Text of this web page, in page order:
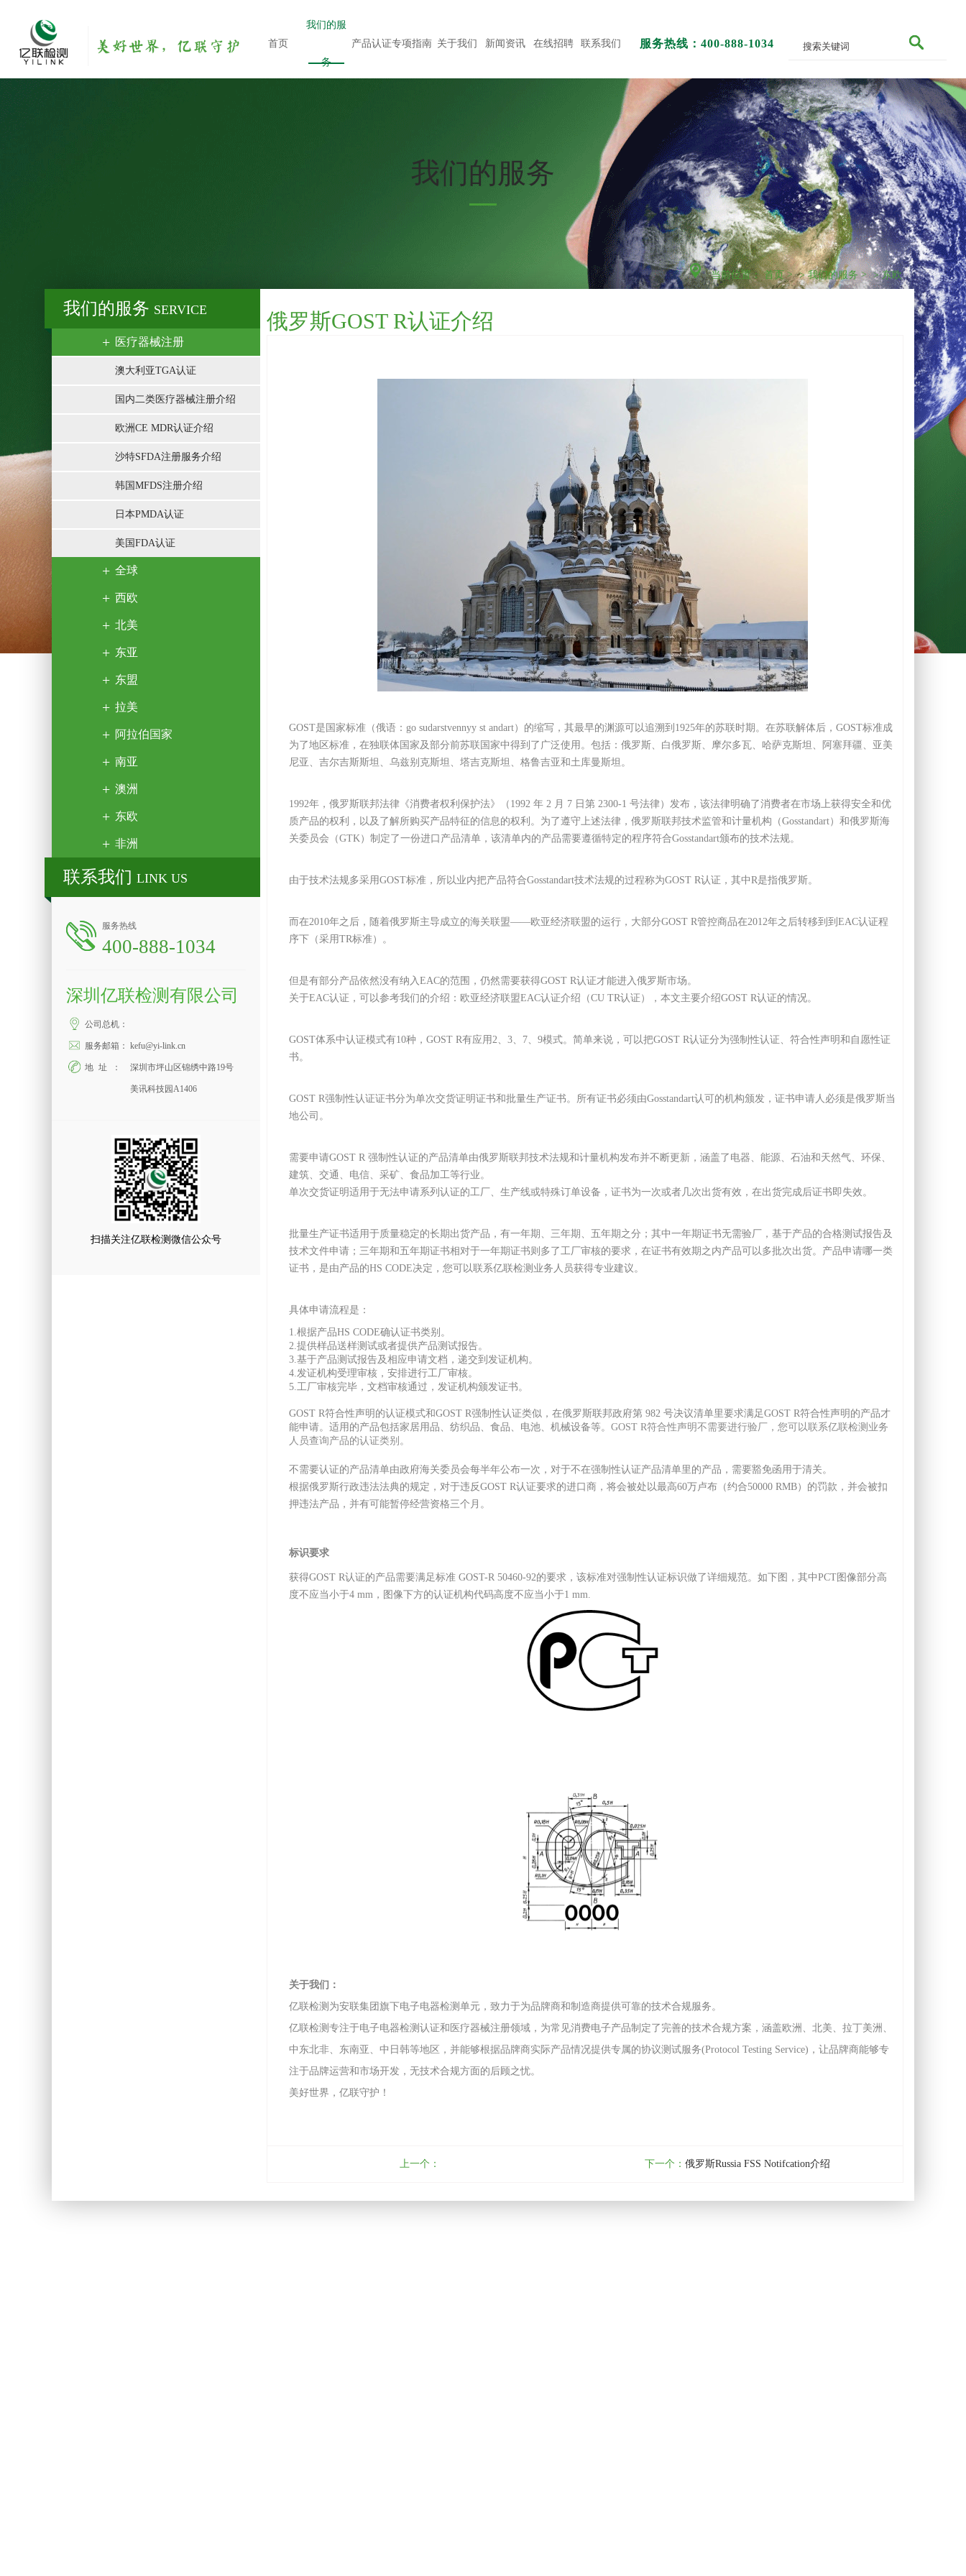
首页
我们的服
务
产品认证专项指南 关于我们 新闻资讯 在线招聘 联系我们 服务热线：400-888-1034
我们的服务
当前位置：首页 >我们的服务 >东欧
我们的服务 SERVICE
医疗器械注册
澳大利亚TGA认证
国内二类医疗器械注册介绍
欧洲CE MDR认证介绍
沙特SFDA注册服务介绍
韩国MFDS注册介绍
日本PMDA认证
美国FDA认证
全球
西欧
北美
东亚
东盟
拉美
阿拉伯国家
南亚
澳洲
东欧
非洲
联系我们 LINK US
服务热线
400-888-1034
深圳亿联检测有限公司
公司总机：
服务邮箱： kefu@yi-link.cn
地址： 深圳市坪山区锦绣中路19号
美讯科技园A1406
扫描关注亿联检测微信公众号
俄罗斯GOST R认证介绍
GOST是国家标准（俄语：go sudarstvennyy st andart）的缩写，其最早的渊源可以追溯到1925年的苏联时期。在苏联解体后，GOST标准成
为了地区标准，在独联体国家及部分前苏联国家中得到了广泛使用。包括：俄罗斯、白俄罗斯、摩尔多瓦、哈萨克斯坦、阿塞拜疆、亚美
尼亚、吉尔吉斯斯坦、乌兹别克斯坦、塔吉克斯坦、格鲁吉亚和土库曼斯坦。
1992年，俄罗斯联邦法律《消费者权利保护法》（1992 年 2 月 7 日第 2300-1 号法律）发布，该法律明确了消费者在市场上获得安全和优
质产品的权利，以及了解所购买产品特征的信息的权利。为了遵守上述法律，俄罗斯联邦技术监管和计量机构（Gosstandart）和俄罗斯海
关委员会（GTK）制定了一份进口产品清单，该清单内的产品需要遵循特定的程序符合Gosstandart颁布的技术法规。
由于技术法规多采用GOST标准，所以业内把产品符合Gosstandart技术法规的过程称为GOST R认证，其中R是指俄罗斯。
而在2010年之后，随着俄罗斯主导成立的海关联盟——欧亚经济联盟的运行，大部分GOST R管控商品在2012年之后转移到到EAC认证程
序下（采用TR标准）。
但是有部分产品依然没有纳入EAC的范围，仍然需要获得GOST R认证才能进入俄罗斯市场。
关于EAC认证，可以参考我们的介绍：欧亚经济联盟EAC认证介绍（CU TR认证），本文主要介绍GOST R认证的情况。
GOST体系中认证模式有10种，GOST R有应用2、3、7、9模式。简单来说，可以把GOST R认证分为强制性认证、符合性声明和自愿性证
书。
GOST R强制性认证证书分为单次交货证明证书和批量生产证书。所有证书必须由Gosstandart认可的机构颁发，证书申请人必须是俄罗斯当
地公司。
需要申请GOST R 强制性认证的产品清单由俄罗斯联邦技术法规和计量机构发布并不断更新，涵盖了电器、能源、石油和天然气、环保、
建筑、交通、电信、采矿、食品加工等行业。
单次交货证明适用于无法申请系列认证的工厂、生产线或特殊订单设备，证书为一次或者几次出货有效，在出货完成后证书即失效。
批量生产证书适用于质量稳定的长期出货产品，有一年期、三年期、五年期之分；其中一年期证书无需验厂，基于产品的合格测试报告及
技术文件申请；三年期和五年期证书相对于一年期证书则多了工厂审核的要求，在证书有效期之内产品可以多批次出货。产品申请哪一类
证书，是由产品的HS CODE决定，您可以联系亿联检测业务人员获得专业建议。
具体申请流程是：
1.根据产品HS CODE确认证书类别。
2.提供样品送样测试或者提供产品测试报告。
3.基于产品测试报告及相应申请文档，递交到发证机构。
4.发证机构受理审核，安排进行工厂审核。
5.工厂审核完毕，文档审核通过，发证机构颁发证书。
GOST R符合性声明的认证模式和GOST R强制性认证类似，在俄罗斯联邦政府第 982 号决议清单里要求满足GOST R符合性声明的产品才
能申请。适用的产品包括家居用品、纺织品、食品、电池、机械设备等。 GOST R符合性声明不需要进行验厂，您可以联系亿联检测业务
人员查询产品的认证类别。
不需要认证的产品清单由政府海关委员会每半年公布一次，对于不在强制性认证产品清单里的产品，需要豁免函用于清关。
根据俄罗斯行政违法法典的规定，对于违反GOST R认证要求的进口商，将会被处以最高60万卢布（约合50000 RMB）的罚款，并会被扣
押违法产品，并有可能暂停经营资格三个月。
标识要求
获得GOST R认证的产品需要满足标准 GOST-R 50460-92的要求，该标准对强制性认证标识做了详细规范。如下图，其中PCT图像部分高
度不应当小于4 mm，图像下方的认证机构代码高度不应当小于1 mm.
关于我们：
亿联检测为安联集团旗下电子电器检测单元，致力于为品牌商和制造商提供可靠的技术合规服务。
亿联检测专注于电子电器检测认证和医疗器械注册领域，为常见消费电子产品制定了完善的技术合规方案，涵盖欧洲、北美、拉丁美洲、
中东北非、东南亚、中日韩等地区，并能够根据品牌商实际产品情况提供专属的协议测试服务(Protocol Testing Service)，让品牌商能够专
注于品牌运营和市场开发，无技术合规方面的后顾之忧。
美好世界，亿联守护！
上一个： 下一个：俄罗斯Russia FSS Notifcation介绍